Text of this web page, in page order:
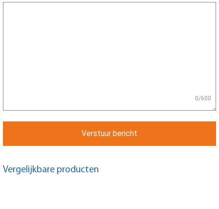
0/600
Verstuur bericht
Vergelijkbare producten